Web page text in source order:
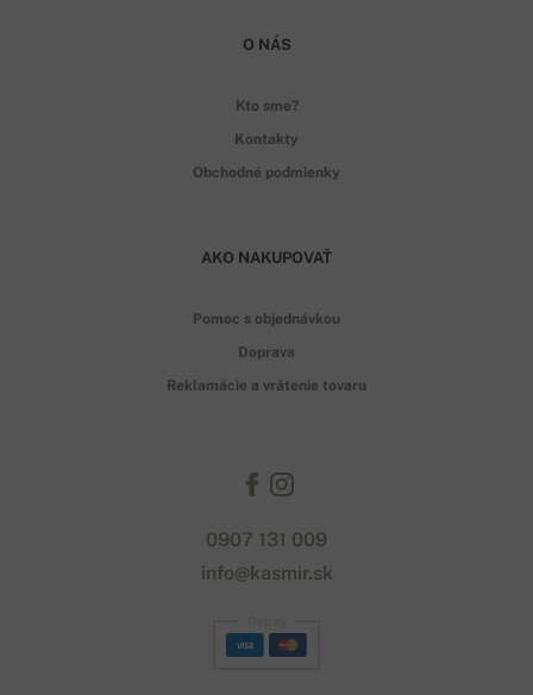
O NÁS
Kto sme?
Kontakty
Obchodné podmienky
AKO NAKUPOVAŤ
Pomoc s objednávkou
Doprava
Reklamácie a vrátenie tovaru
0907 131 009
info@kasmir.sk